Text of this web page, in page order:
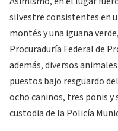
silvestre consistentes en
montés y una iguana
Procuraduría Federal de
además, diversos
puestos bajo resguardo
ocho caninos, tres ponis
custodia de la Policía